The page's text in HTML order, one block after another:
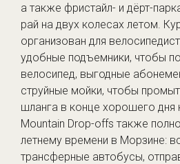
а также фристайл- и дёрт-
рай на двух колесах летом.
организован для
удобные подъемники, чтобы
велосипед, выгодные
струйные мойки, чтобы
шланга в конце хорошего дня
Mountain Drop-offs также
летнему времени в Морзине:
трансферные автобусы,